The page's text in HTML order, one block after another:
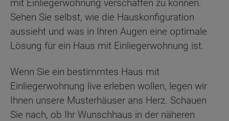
mit Einliegerwohnung verschaffen zu können.
Sehen Sie selbst, wie die Hauskonfiguration
aussieht und was in Ihren Augen eine optimale
Lösung für ein Haus mit Einliegerwohnung ist.
Wenn Sie ein bestimmtes Haus mit
Einliegerwohnung live erleben wollen, legen wir
Ihnen unsere Musterhäuser ans Herz. Schauen
Sie nach, ob Ihr Wunschhaus in der näheren